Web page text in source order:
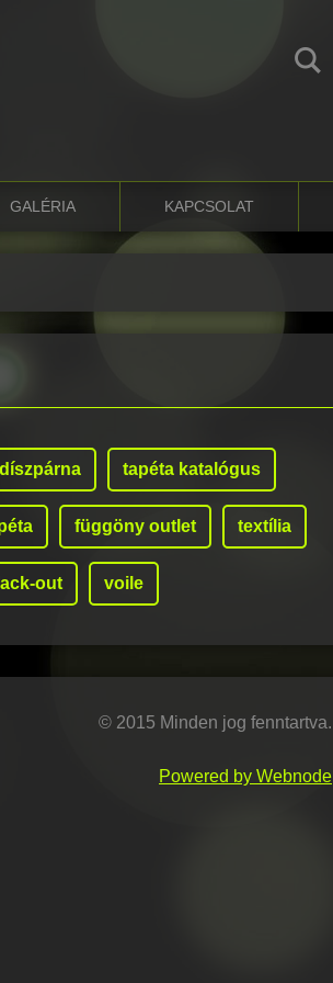
GALÉRIA KAPCSOLAT
díszpárna tapéta katalógus
függöny outlet textília
out voile
© 2015 Minden jog fenntartva.
Powered by Webnode